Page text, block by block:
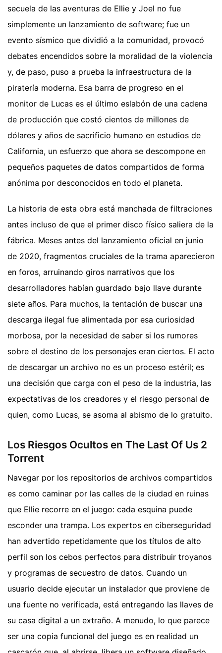
secuela de las aventuras de Ellie y Joel no fue
simplemente un lanzamiento de software; fue un
evento sísmico que dividió a la comunidad, provocó
debates encendidos sobre la moralidad de la violencia
y, de paso, puso a prueba la infraestructura de la
piratería moderna. Esa barra de progreso en el
monitor de Lucas es el último eslabón de una cadena
de producción que costó cientos de millones de
dólares y años de sacrificio humano en estudios de
California, un esfuerzo que ahora se descompone en
pequeños paquetes de datos compartidos de forma
anónima por desconocidos en todo el planeta.
La historia de esta obra está manchada de filtraciones
antes incluso de que el primer disco físico saliera de la
fábrica. Meses antes del lanzamiento oficial en junio
de 2020, fragmentos cruciales de la trama aparecieron
en foros, arruinando giros narrativos que los
desarrolladores habían guardado bajo llave durante
siete años. Para muchos, la tentación de buscar una
descarga ilegal fue alimentada por esa curiosidad
morbosa, por la necesidad de saber si los rumores
sobre el destino de los personajes eran ciertos. El acto
de descargar un archivo no es un proceso estéril; es
una decisión que carga con el peso de la industria, las
expectativas de los creadores y el riesgo personal de
quien, como Lucas, se asoma al abismo de lo gratuito.
Los Riesgos Ocultos en The Last Of Us 2
Torrent
Navegar por los repositorios de archivos compartidos
es como caminar por las calles de la ciudad en ruinas
que Ellie recorre en el juego: cada esquina puede
esconder una trampa. Los expertos en ciberseguridad
han advertido repetidamente que los títulos de alto
perfil son los cebos perfectos para distribuir troyanos
y programas de secuestro de datos. Cuando un
usuario decide ejecutar un instalador que proviene de
una fuente no verificada, está entregando las llaves de
su casa digital a un extraño. A menudo, lo que parece
ser una copia funcional del juego es en realidad un